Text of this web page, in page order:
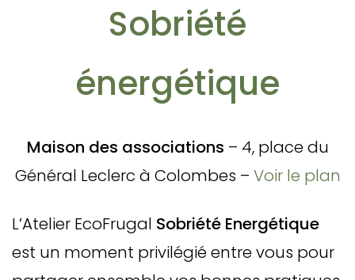
Sobriété
énergétique
Maison des associations – 4, place du
Général Leclerc à Colombes – Voir le plan
L’Atelier EcoFrugal Sobriété Energétique
est un moment privilégié entre vous pour